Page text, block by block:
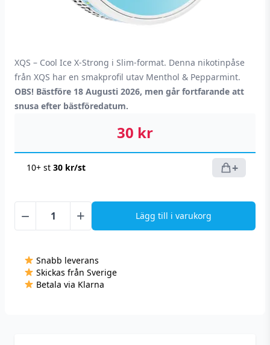
XQS – Cool Ice X-Strong i Slim-format. Denna nikotinpåse
från XQS har en smakprofil utav Menthol & Pepparmint.
OBS! Bästföre 18 Augusti 2026, men går fortfarande att
snusa efter bästföredatum.
30 kr
10+ st 30 kr/st +
−
XQS
Ice
X-
+ Lägg till i varukorg
Snabb leverans
Skickas från Sverige
Betala via Klarna